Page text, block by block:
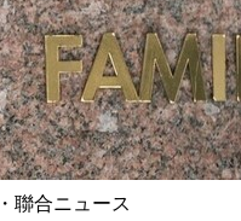
聯合ニュース